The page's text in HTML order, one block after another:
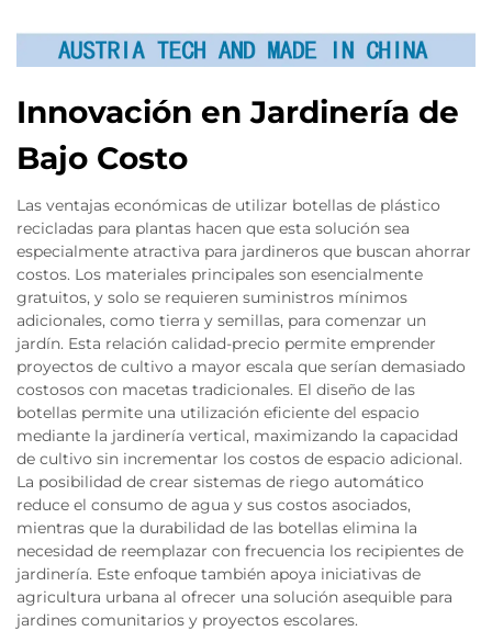
Innovación en Jardinería de
Bajo Costo
Las ventajas económicas de utilizar botellas de plástico
recicladas para plantas hacen que esta solución sea
especialmente atractiva para jardineros que buscan ahorrar
costos. Los materiales principales son esencialmente
gratuitos, y solo se requieren suministros mínimos
adicionales, como tierra y semillas, para comenzar un
jardín. Esta relación calidad-precio permite emprender
proyectos de cultivo a mayor escala que serían demasiado
costosos con macetas tradicionales. El diseño de las
botellas permite una utilización eficiente del espacio
mediante la jardinería vertical, maximizando la capacidad
de cultivo sin incrementar los costos de espacio adicional.
La posibilidad de crear sistemas de riego automático
reduce el consumo de agua y sus costos asociados,
mientras que la durabilidad de las botellas elimina la
necesidad de reemplazar con frecuencia los recipientes de
jardinería. Este enfoque también apoya iniciativas de
agricultura urbana al ofrecer una solución asequible para
jardines comunitarios y proyectos escolares.